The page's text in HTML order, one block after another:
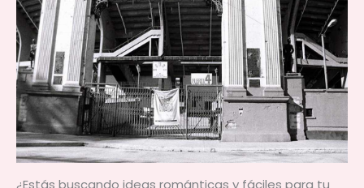
¿Estás buscando ideas románticas y fáciles para tu